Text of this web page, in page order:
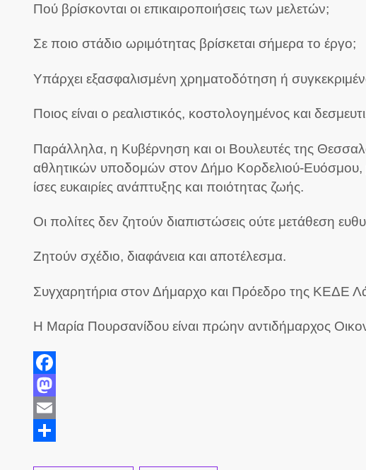
Πού βρίσκονται οι επικαιροποιήσεις των μελετών;
Σε ποιο στάδιο ωριμότητας βρίσκεται σήμερα το έργο;
Υπάρχει εξασφαλισμένη χρηματοδότηση ή
Ποιος είναι ο ρεαλιστικός, κοστολογημένος και
Παράλληλα, η Κυβέρνηση και οι Βουλευτές της
αθλητικών υποδομών στον Δήμο Κορδελιού-Ευόσμου,
ίσες ευκαιρίες ανάπτυξης και ποιότητας ζωής.
Οι πολίτες δεν ζητούν διαπιστώσεις ούτε μετάθεση
Ζητούν σχέδιο, διαφάνεια και αποτέλεσμα.
Συγχαρητήρια στον Δήμαρχο και Πρόεδρο της ΚΕΔΕ
Η Μαρία Πουρσανίδου είναι πρώην αντιδήμαρχος
Facebook
Mastodon
Email